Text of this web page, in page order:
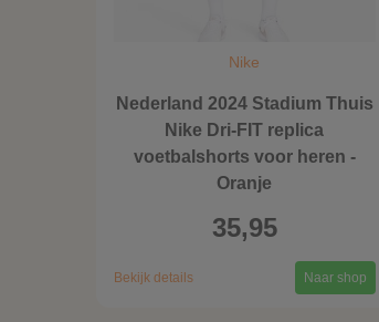
Nike
Nederland 2024 Stadium Thuis
Nike Dri-FIT replica
voetbalshorts voor heren -
Oranje
35,95
Bekijk details Naar shop